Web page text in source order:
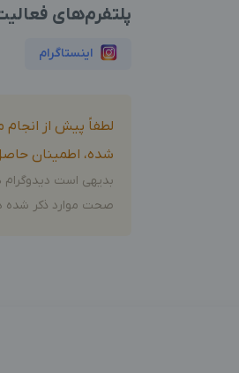
پلتفرم‌های
اینستاگرام
لطفاً پیش از
شده، اطمینان
بدیهی است دیدوگرام
صحت موارد ذکر شده